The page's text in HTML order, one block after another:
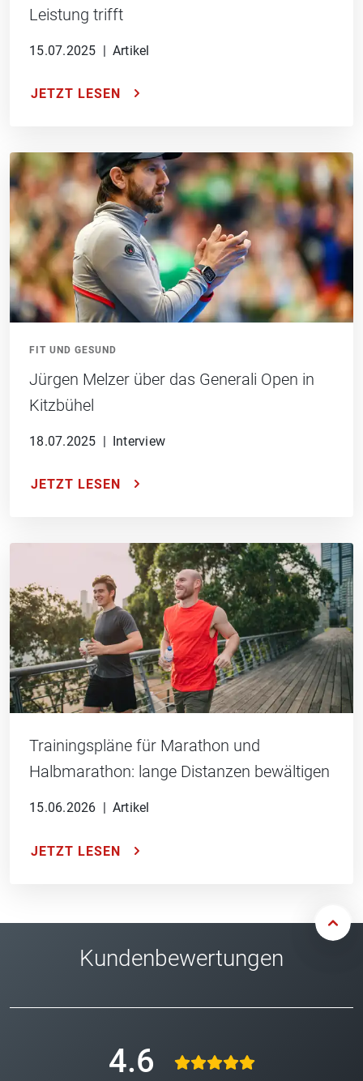
Leistung trifft
15.07.2025 | Artikel
JETZT LESEN
FIT UND GESUND
Jürgen Melzer über das Generali Open in
Kitzbühel
18.07.2025 Interview
JETZT LESEN
Trainingspläne für Marathon und
Halbmarathon: lange Distanzen bewältigen
15.06.2026 Artikel
JETZT LESEN
Kundenbewertungen
4.6